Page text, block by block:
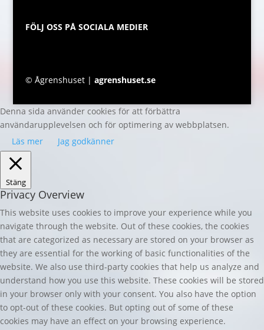
FÖLJ OSS PÅ SOCIALA MEDIER
© Ågrenshuset | agrenshuset.se
Denna sida använder cookies för att förbättra
användarupplevelsen och för optimering av webbplatsen.
Läs mer
Jag godkänner
Stäng
Privacy Overview
This website uses cookies to improve your experience while you
navigate through the website. Out of these cookies, the cookies
that are categorized as necessary are stored on your browser as
they are essential for the working of basic functionalities of the
website. We also use third-party cookies that help us analyze and
understand how you use this website. These cookies will be stored
in your browser only with your consent. You also have the option
to opt-out of these cookies. But opting out of some of these
cookies may have an effect on your browsing experience.